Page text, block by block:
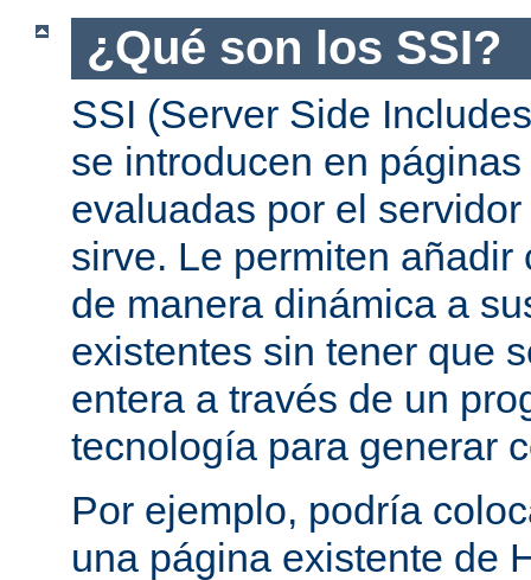
¿Qué son los SSI?
SSI (Server Side
se introducen en
evaluadas por el
sirve. Le permiten
de manera dinámica a
existentes sin tener que
entera a través de un
tecnología para generar
Por ejemplo, podría
una página existente de